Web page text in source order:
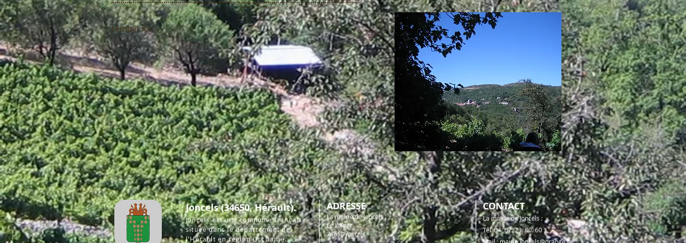
remplir ici
Joncels (34650, Hérault)​.
Joncels est une commune française
située dans le département de
l'Hérault en région Occitanie.
ADRESSE
La mairie de Joncels :
Le Village
34650 Joncels
CONTACT
La mairie de Joncels :
Tél. 04. 67. 23. 80. 60